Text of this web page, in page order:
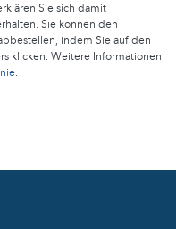
Sie sich damit
Sie können den
indem Sie auf den
klicken. Weitere Informationen
.